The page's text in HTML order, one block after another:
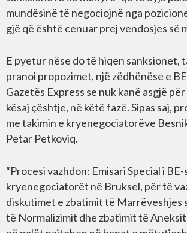
mundësinë të negociojnë nga
gjë që është cenuar prej vendosjes së
E pyetur nëse do të hiqen sanksionet,
pranoi propozimet, një zëdhënëse e
Gazetës Express se nuk kanë asgjë
kësaj çështje, në këtë fazë. Sipas saj,
me takimin e kryenegociatorëve
Petar Petkoviq.
“Procesi vazhdon: Emisari Special i
kryenegociatorët në Bruksel, për të
diskutimet e zbatimit të Marrëveshjes
të Normalizimit dhe zbatimit të